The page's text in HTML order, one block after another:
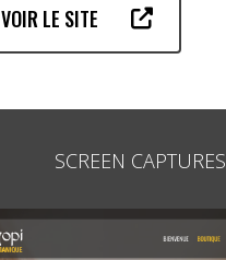
VOIR LE SITE
SCREEN CAPTURES